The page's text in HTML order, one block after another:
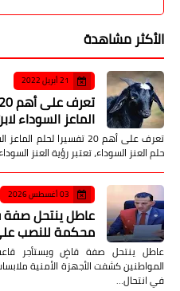
الأكثر مشاهدة
21 أبريل 2022
الماعز السوداء
تعرف على أهم 20 تفسيرا
حلم العنز السوداء، تعتبر رؤية العنز
03 أغسطس 2026
عاطل ينتحل صفة
محكمة للنصب
عاطل ينتحل صفة قاضٍ ويستأجر
المواطنين كشفت الأجهزة الأمنية
في انتحال…